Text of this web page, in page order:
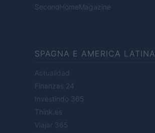
SecondHomeMagazine
SPAGNA E AMERICA LATINA
Actualidad
Finanzas 24
Investindo 365
Think.es
Viajar 365